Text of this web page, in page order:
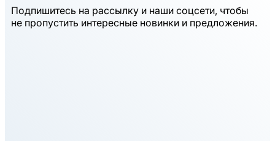
Подпишитесь на рассылку и наши соцсети, чтобы
не пропустить интересные новинки и предложения.